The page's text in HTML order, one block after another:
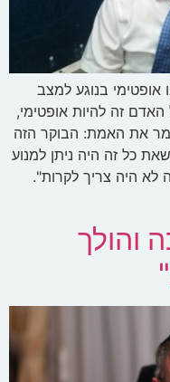
אופטימי בנוגע למצב
זה להיות אופטימי,
את האמת: הבוקר הזה
כל זה היה ניתן למנוע
לא היה צריך לקרות".
והולך